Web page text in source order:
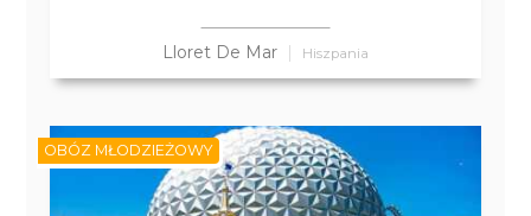
Lloret De Mar Hiszpania
OBÓZ MŁODZIEŻOWY